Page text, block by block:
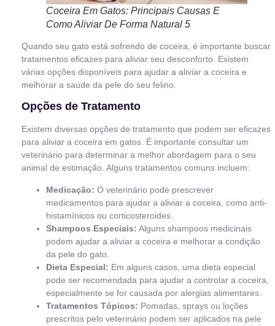
Coceira Em Gatos: Principais Causas E
Como Aliviar De Forma Natural 5
Quando seu gato está sofrendo de coceira, é importante buscar
tratamentos eficazes para aliviar seu desconforto. Existem
várias opções disponíveis para ajudar a aliviar a coceira e
melhorar a saúde da pele do seu felino.
Opções de Tratamento
Existem diversas opções de tratamento que podem ser eficazes
para aliviar a coceira em gatos. É importante consultar um
veterinário para determinar a melhor abordagem para o seu
animal de estimação. Alguns tratamentos comuns incluem:
Medicação: O veterinário pode prescrever
medicamentos para ajudar a aliviar a coceira, como anti-
histamínicos ou corticosteroides.
Shampoos Especiais: Alguns shampoos medicinais
podem ajudar a aliviar a coceira e melhorar a condição
da pele do gato.
Dieta Especial: Em alguns casos, uma dieta especial
pode ser recomendada para ajudar a controlar a coceira,
especialmente se for causada por alergias alimentares.
Tratamentos Tópicos: Pomadas, sprays ou loções
prescritos pelo veterinário podem ser aplicados na pele